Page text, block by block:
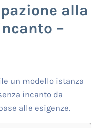
alla
–
un modello istanza
incanto da
alle esigenze.